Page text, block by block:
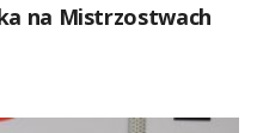
na Mistrzostwach